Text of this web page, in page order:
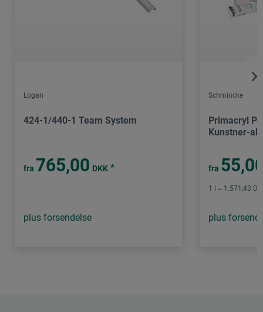
Logan
424-1/440-1 Team System
fra 765,00 DKK *
plus forsendelse
Schmincke
Primacryl
Kunstner-
fra
1 l = 1.571,43
plus